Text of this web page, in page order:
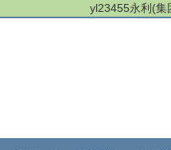
yl23455永利(集